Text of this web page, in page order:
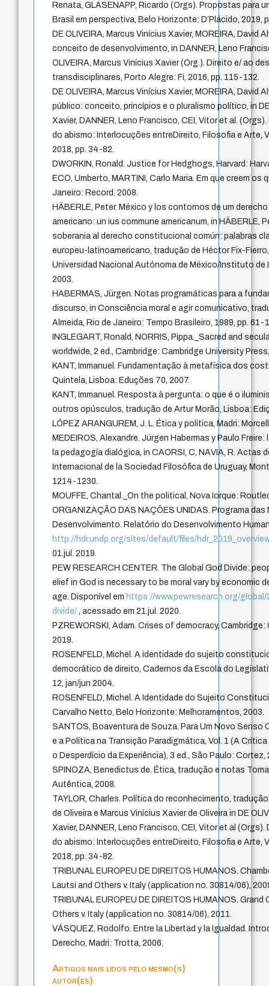
Renata, GLASENAPP, Ricardo (Orgs). Propostas para
Brasil em perspectiva, Belo Horizonte: D’Plácido, 2019,
DE OLIVEIRA, Marcus Vinícius Xavier, MOREIRA, David
conceito de desenvolvimento, in DANNER, Leno
OLIVEIRA, Marcus Vinícius Xavier (Org.). Direito e/ ao
transdisciplinares, Porto Alegre: Fi, 2016, pp. 115-132.
DE OLIVEIRA, Marcus Vinícius Xavier, MOREIRA, David
público: conceito, princípios e o pluralismo político, in
Xavier, DANNER, Leno Francisco, CEI, Vitor et al.
do abismo: Interlocuções entreDireito, Filosofia e Arte,
2018, pp. 34-82.
DWORKIN, Ronald. Justice for Hedghogs, Harvard:
ECO, Umberto, MARTINI, Carlo Maria. Em que creem os
Janeiro: Record. 2008.
HÄBERLE, Peter. México y los contornos de um
americano: un ius commune americanum, in HÄBERLE,
soberania al derecho constitucional común: palabras
europeu-latinoamericano, tradução de Héctor Fix-
Universidad Nacional Autónoma de México/Instituto
2003.
HABERMAS, Jürgen. Notas programáticas para a
discurso, in Consciência moral e agir comunicativo,
Almeida, Rio de Janeiro: Tempo Brasileiro, 1989, pp. 61-
INGLEGART, Ronald, NORRIS, Pippa._Sacred and
worldwide, 2 ed., Cambridge: Cambridge University
KANT, Immanuel. Fundamentação à metafísica dos
Quintela, Lisboa: Eduções 70, 2007.
KANT, Immanuel. Resposta à pergunta: o que é o
outros opúsculos, tradução de Artur Morão, Lisboa:
LÓPEZ ARANGUREM, J. L. Ética y política, Madri:
MEDEIROS, Alexandre. Jürgen Habermas y Paulo
la pedagogía dialógica, in CAORSI, C, NAVIA, R. Actas
Internacional de la Sociedad Filosófica de Uruguay,
1214-1230.
MOUFFE, Chantal._On the political, Nova Iorque:
ORGANIZAÇÃO DAS NAÇÕES UNIDAS. Programa
Desenvolvimento. Relatório do Desenvolvimento
http://hdr.undp.org/sites/default/files/
01.jul. 2019.
PEW RESEARCH CENTER. The Global God Divide:
elief in God is necessary to be moral vary by economic
age. Disponível em https://www.pewresearch.org/
divide/ , acessado em 21.jul. 2020.
PZREWORSKI, Adam. Crises of democracy,
2019.
ROSENFELD, Michel. A identidade do sujeito
democrático de direito, Cadernos da Escola do
12, jan/jun 2004.
ROSENFELD, Michel. A Identidade do Sujeito
Carvalho Netto, Belo Horizonte: Melhoramentos, 2003.
SANTOS, Boaventura de Souza. Para Um Novo Senso
e a Política na Transição Paradigmática, Vol. 1 (A
o Desperdício da Experiência), 3 ed., São Paulo: Cortez,
SPINOZA, Benedictus de. Ética, tradução e notas
Autêntica, 2008.
TAYLOR, Charles. Política do reconhecimento,
de Oliveira e Marcus Vinícius Xavier de Oliveira in DE
Xavier, DANNER, Leno Francisco, CEI, Vitor et al
do abismo: Interlocuções entreDireito, Filosofia e Arte,
2018, pp. 34-82.
TRIBUNAL EUROPEU DE DIREITOS HUMANOS.
Lautsi and Others v. Italy (application no. 30814/06),
TRIBUNAL EUROPEU DE DIREITOS HUMANOS.
Others v. Italy (application no. 30814/06), 2011.
VÁSQUEZ, Rodolfo. Entre la Libertad y la Igualdad.
Derecho, Madri: Trotta, 2006.
Artigos mais lidos pelo mesmo(s)
autor(es)